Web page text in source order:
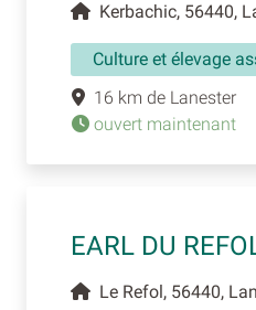
Kerbachic, 56440,
Culture et élevage
16 km de Lanester
ouvert maintenant
EARL DU
Le Refol, 56440,